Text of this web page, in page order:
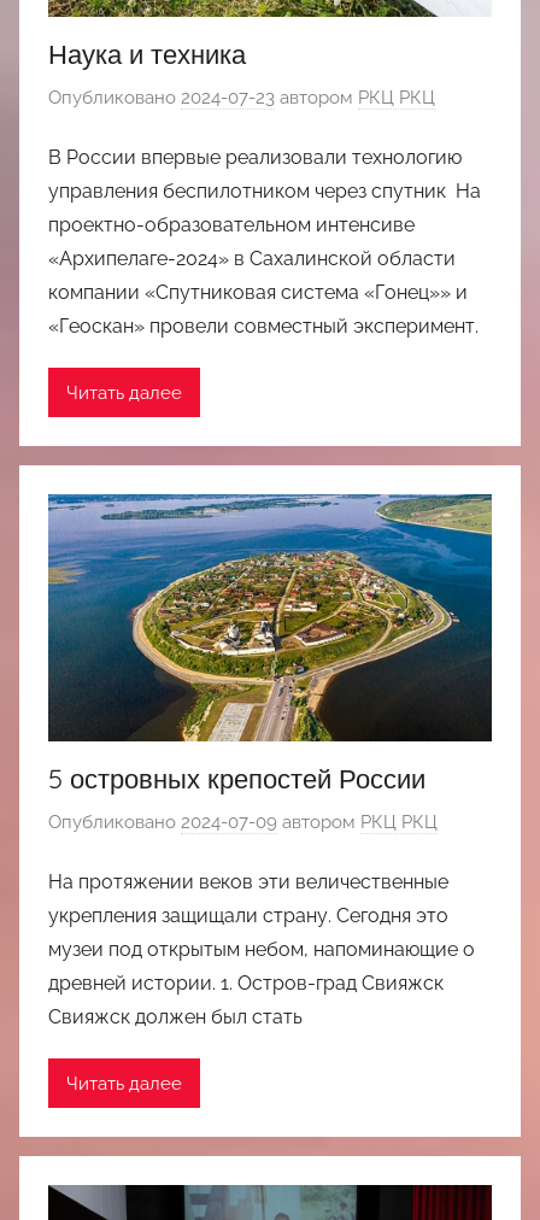
Наука и техника
Опубликовано 2024-07-23 автором РКЦ РКЦ
В России впервые реализовали технологию
управления беспилотником через спутник На
проектно-образовательном интенсиве
«Архипелаге-2024» в Сахалинской области
компании «Спутниковая система «Гонец»» и
«Геоскан» провели совместный эксперимент.
Читать далее
5 островных крепостей России
Опубликовано 2024-07-09 автором РКЦ РКЦ
На протяжении веков эти величественные
укрепления защищали страну. Сегодня это
музеи под открытым небом, напоминающие о
древней истории. 1. Остров-град Свияжск
Свияжск должен был стать
Читать далее